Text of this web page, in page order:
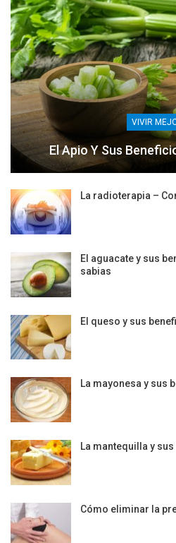
VIVIR
El Apio Y Sus
La radioterapia –
El aguacate y sus
sabias
El queso y sus
La mayonesa y sus
La mantequilla y
Cómo eliminar la